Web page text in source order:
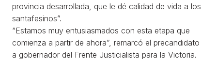
provincia desarrollada, que le dé calidad de vida a los
santafesinos”.
“Estamos muy entusiasmados con esta etapa que
comienza a partir de ahora”, remarcó el precandidato
a gobernador del Frente Justicialista para la Victoria.